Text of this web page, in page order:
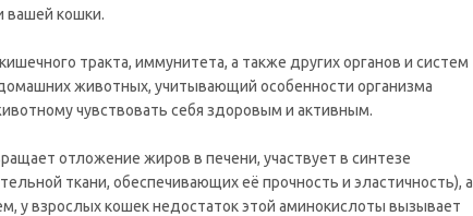
вашей кошки.
тракта, иммунитета, а также других органов и систем
животных, учитывающий особенности организма
чувствовать себя здоровым и активным.
отложение жиров в печени, участвует в синтезе
ткани, обеспечивающих её прочность и эластичность), а
у взрослых кошек недостаток этой аминокислоты вызывает